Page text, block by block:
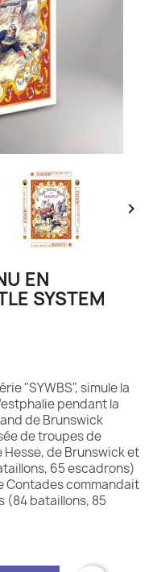

EN
SYSTEM
"SYWBS", simule la
pendant la
de Brunswick
de troupes de
de Brunswick et
65 escadrons)
Contades commandait
(84 bataillons, 85